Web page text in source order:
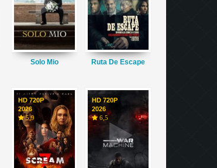
Solo Mio Ruta De Escape
HD 720P
2026
5,9
HD 720P
2026
6,5